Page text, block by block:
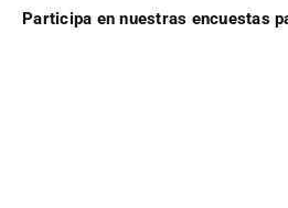
Participa en nuestras encuestas